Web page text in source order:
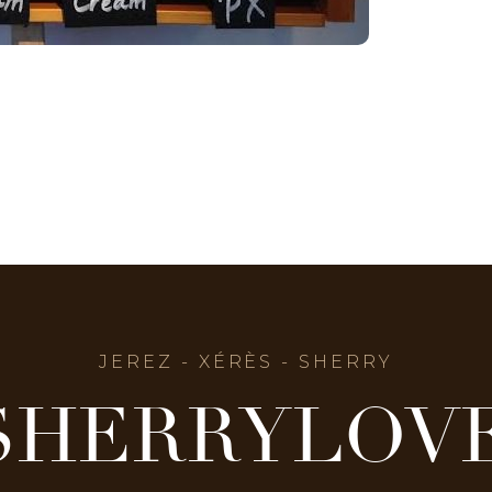
JEREZ - XÉRÈS - SHERRY